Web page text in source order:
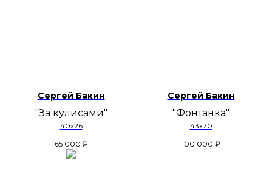
Сергей Бакин
"За кулисами"
40х26
65 000 ₽
Сергей Бакин
"Фонтанка"
43х70
100 000 ₽